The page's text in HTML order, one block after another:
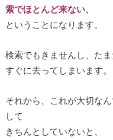
索でほとんど来ない、
ということになります。
検索でもきませんし、た
すぐに去ってしまいます。
それから、これが大切な
して
きちんとしていないと、